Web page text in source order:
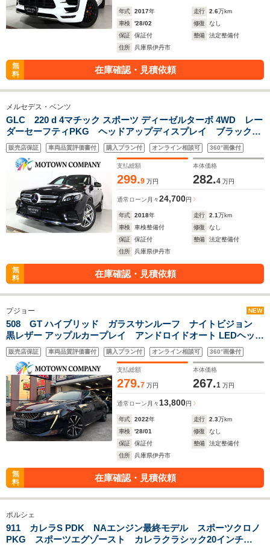
年式 2017年 走行 2.6万km
車検
'28/02 修復
なし
保証
保証付 整備
法定整備付
住所
兵庫県伊丹市
無
料
在庫確認・見積依頼
メルセデス・ベンツ
GLC 220 d 4マチック スポーツ ディーゼルターボ 4WD レー
ダーセーフティPKG ヘッドアップディスプレイ ブラックハ
ーフレザー Bluetooth 全周囲カメラ シートヒ-タ- 純正19
インチAW LEDヘッドライト アンビエントライト 電動シ
ート
販売店保証 車両品質評価書付 購入プラン付 オンライン相談可 360°画像付
支払総額
299.9 万円
本体価格
282.4 万円
通常ローン 月々24,700円
年式 2018年 走行 2.1万km
車検
車検整備付 修復
なし
保証
保証付 整備
法定整備付
住所
兵庫県伊丹市
無
料
在庫確認・見積依頼
プジョー NEW
508 GT ハイブリッド ガラスサンルーフ ナイトビジョン
黒レザー アップルカープレイ アンドロイドオート LEDヘッド
ライト アダプティブクルーズ Bluetooth コーナーセンサー前
後 パドルシフト 電動トランク 禁煙車
販売店保証 車両品質評価書付 購入プラン付 オンライン相談可 360°画像付
支払総額
279.7 万円
本体価格
267.1 万円
通常ローン 月々 13,800円
年式 2022年 走行 2.3万km
車検
'28/01 修復
なし
保証
保証付 整備
法定整備付
住所
兵庫県伊丹市
無
料
在庫確認・見積依頼
ポルシェ
911 カレラS PDK NAエンジン最終モデル スポーツクロノ
PKG スポーツエグゾースト カレラクラシック20インチ